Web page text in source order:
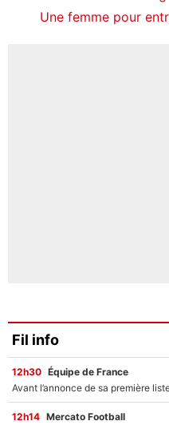
Une femme pour
Fil info
12h30 Équipe de France
12h14 Mercato Football